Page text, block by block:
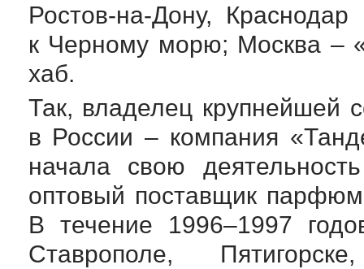
Ростов-на-Дону, Краснодар
к Черному морю; Москва –
хаб.
Так, владелец крупнейшей
в России – компания
начала свою
оптовый поставщик
В течение 1996–1997
Ставрополе,